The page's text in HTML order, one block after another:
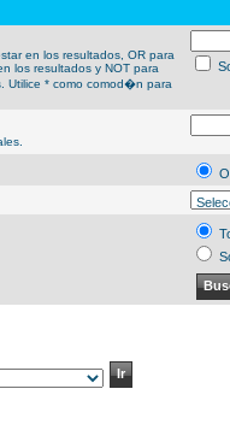
en los resultados, OR para
los resultados y NOT para
Utilice * como comod�n para